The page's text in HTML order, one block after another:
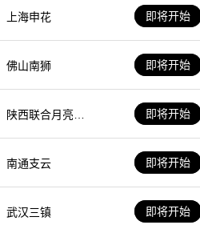
上海申花 即将开始
佛山南狮 即将开始
陕西联合月亮泊
即将开始
南通支云 即将开始
武汉三镇 即将开始